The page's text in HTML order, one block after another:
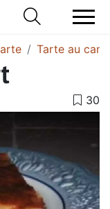
Tarte au